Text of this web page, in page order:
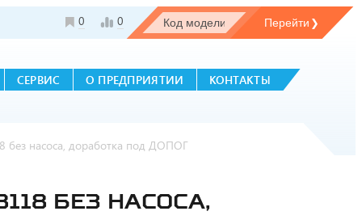
0 0
СЕРВИС О ПРЕДПРИЯТИИ КОНТАКТЫ
насоса, доработка под ДОПОГ
БЕЗ НАСОСА,